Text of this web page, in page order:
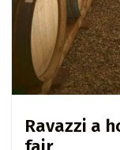
Ravazzi a